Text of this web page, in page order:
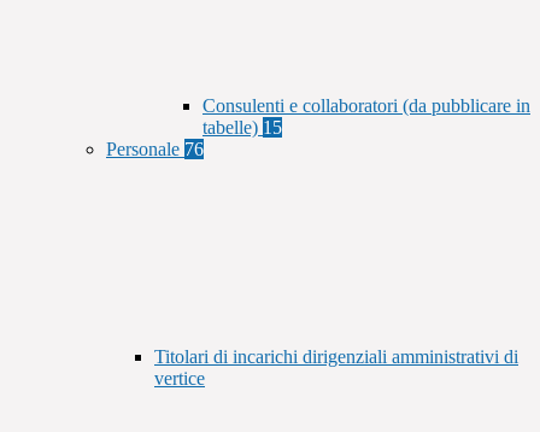
Consulenti e collaboratori (da pubblicare in
tabelle) 15
Personale 76
Titolari di incarichi dirigenziali amministrativi di
vertice